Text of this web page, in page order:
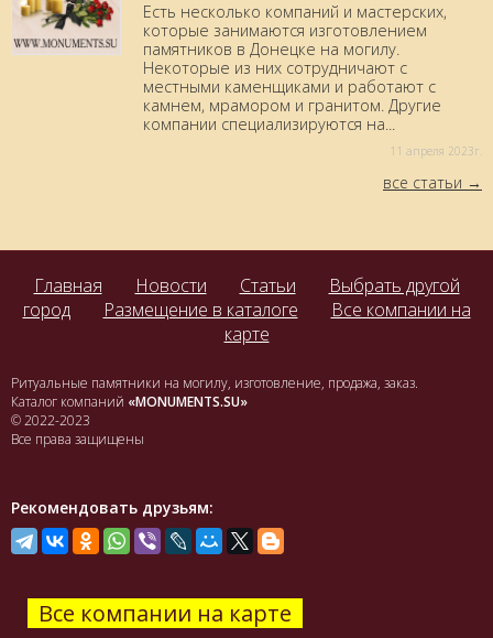
Есть несколько компаний и мастерских,
которые занимаются изготовлением
памятников в Донецке на могилу.
Некоторые из них сотрудничают с
местными каменщиками и работают с
камнем, мрамором и гранитом. Другие
компании специализируются на...
11 aпреля 2023г.
все статьи
Главная Новости Статьи
Выбрать другой
город
Размещение в каталоге
Все компании на
карте
Ритуальные памятники на могилу, изготовление, продажа, заказ.
Каталог компаний «MONUMENTS.SU»
© 2022-2023
Все права защищены
Рекомендовать друзьям:
Все компании на карте